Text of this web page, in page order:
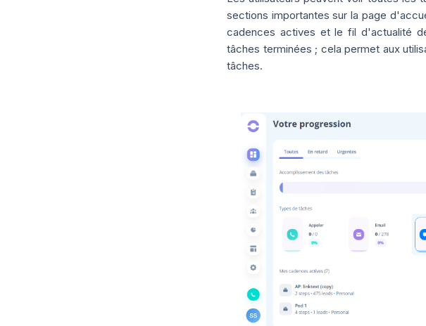
sections importantes sur la page
cadences actives et le fil d'actualité
tâches terminées ; cela permet aux
tâches.